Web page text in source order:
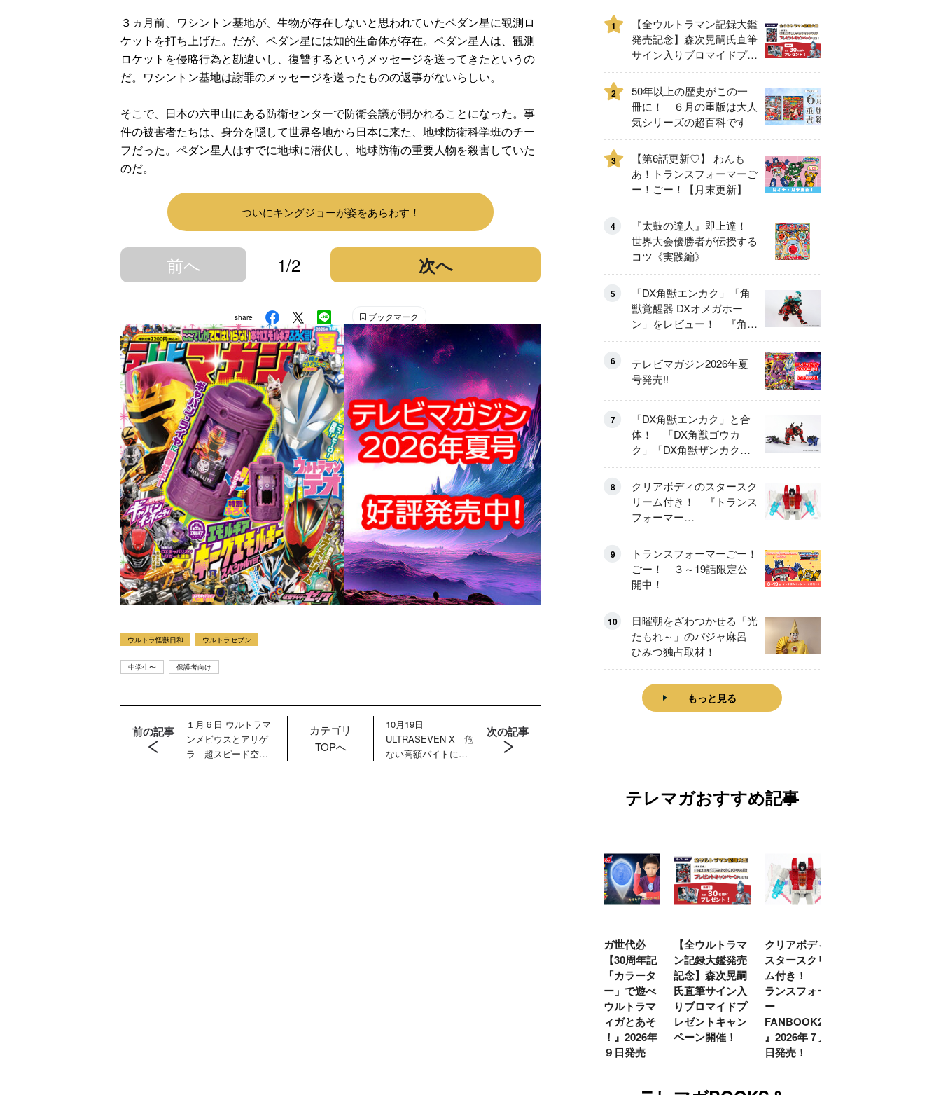
３ヵ月前、ワシントン基地が、生物が存在しないと思われていたペダン星に観測ロ
ケットを打ち上げた。だが、ペダン星には知的生命体が存在。ペダン星人は、観測
ロケットを侵略行為と勘違いし、復讐するというメッセージを送ってきたというの
だ。ワシントン基地は謝罪のメッセージを送ったものの返事がないらしい。
そこで、日本の六甲山にある防衛センターで防衛会議が開かれることになった。事
件の被害者たちは、身分を隠して世界各地から日本に来た、地球防衛科学班のチー
フだった。ペダン星人はすでに地球に潜伏し、地球防衛の重要人物を殺害していた
のだ。
ついにキングジョーが姿をあらわす！
前へ 1/2 次へ
share ブックマーク
ウルトラ怪獣日和 ウルトラセブン
中学生〜 保護者向け
前の記事
１月６日 ウルトラマ
ンメビウスとアリゲ
ラ 超スピード空中
戦！
カテゴリ
TOPへ
10月19日
ULTRASEVEN X 危
ない高額バイトに若
者が殺到！ 暗躍す
次の記事
1
【全ウルトラマン記録大鑑
発売記念】森次晃嗣氏直筆
サイン入りブロマイドプレ
ゼントキャンペーン開催！
2
50年以上の歴史がこの一
冊に！ ６月の重版は大人
気シリーズの超百科です
3
【第6話更新♡】 わんも
あ！トランスフォーマーご
ー！ごー！【月末更新】
4
『太鼓の達人』即上達！
世界大会優勝者が伝授する
コツ《実践編》
5
「DX角獣エンカク」「角
獣覚醒器 DXオメガホー
ン」をレビュー！ 『角醒
ハンター オメガホーン』
6
テレビマガジン2026年夏
号発売!!
7
「DX角獣エンカク」と合
体！ 「DX角獣ゴウカ
ク」「DX角獣ザンカク」
をレビュー！
8
クリアボディのスタースク
リーム付き！ 『トランス
フォーマー
FANBOOK2026』2026年
７月31日発売！
9
トランスフォーマーごー！
ごー！ ３～19話限定公
開中！
10
日曜朝をざわつかせる「光
たもれ～」のパジャ麻呂
ひみつ独占取材！
もっと見る
テレマガおすすめ記事
ティガ世代必
見！【30周年記
念】「カラータ
イマー」で遊べ
る『ウルトラマ
ンティガとあそ
ぼう！』2026年
７月９日発売
【全ウルトラマ
ン記録大鑑発売
記念】森次晃嗣
氏直筆サイン入
りブロマイドプ
レゼントキャン
ペーン開催！
クリアボディの
スタースクリー
ム付き！ 『ト
ランスフォーマ
ー
FANBOOK2026
』2026年７月31
日発売！